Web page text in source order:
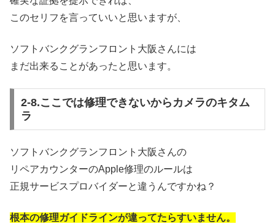
このセリフを言っていいと思いますが、
ソフトバンクグランフロント大阪さんには
まだ出来ることがあったと思います。
2-8.ここでは修理できないからカメラのキタム
ラ
ソフトバンクグランフロント大阪さんの
リペアカウンターのApple修理のルールは
正規サービスプロバイダーと違うんですかね？
根本の修理ガイドラインが違ってたらすいません。